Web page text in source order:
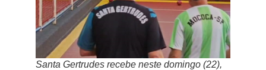
Santa Gertrudes recebe neste domingo (22),